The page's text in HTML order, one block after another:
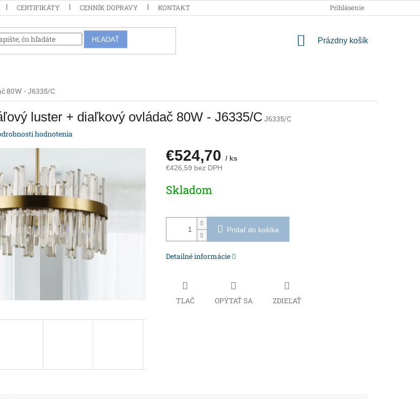
CERTIFIKÁTY CENNÍK DOPRAVY KONTAKT PODMIENKY OCHRANY
Prihlásenie
HĽADAŤ
NÁKUPNÝ
Prázdny košík
80W - J6335/C
luster + diaľkový ovládač 80W - J6335/C J6335/C
hodnotenia
€524,70 / ks
€426,59 bez DPH
cena:
Skladom
Pridať do košíka
Detailné informácie
TLAČ OPÝTAŤ SA ZDIEĽAŤ